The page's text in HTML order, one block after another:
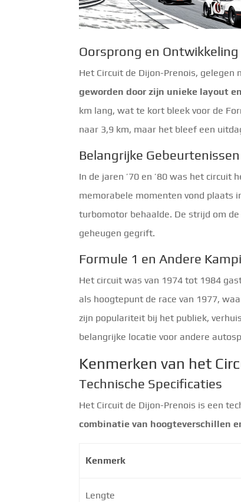
Oorsprong en Ontwikkeling
Het Circuit de Dijon-Prenois, gelegen
geworden door zijn unieke layout
km lang, wat te kort bleek voor de
naar 3,9 km, maar het bleef een
Belangrijke Gebeurtenissen
In de jaren ’70 en ’80 was het circuit
memorabele momenten vond plaats
turbomotor behaalde. De strijd om
geheugen gegrift.
Formule 1 en Andere
Het circuit was van 1974 tot 1984
als hoogtepunt de race van 1977,
zijn populariteit bij het publiek,
belangrijke locatie voor andere
Kenmerken van het
Technische Specificaties
Het Circuit de Dijon-Prenois is een
combinatie van hoogteverschillen
Kenmerk
Lengte